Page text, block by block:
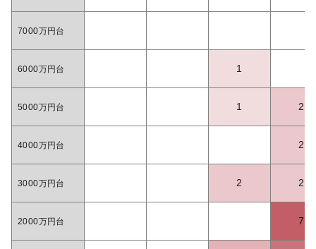
7000万円台
6000万円台 1
5000万円台 1 2
4000万円台 2
3000万円台 2 2
2000万円台 7